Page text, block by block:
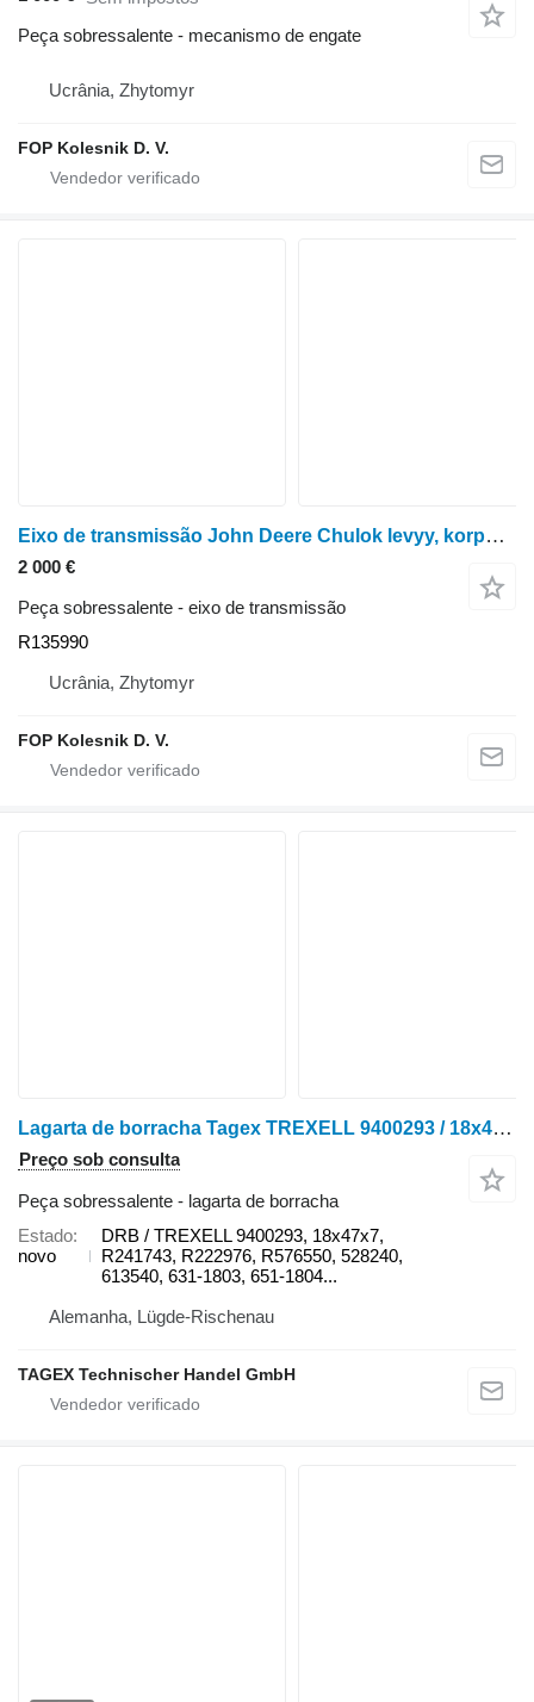
Peça sobressalente - mecanismo de engate
Ucrânia, Zhytomyr
FOP Kolesnik D. V.
Eixo de transmissão John Deere Chulok levyy, korpus mosta R135990 para trator de rodas John Deere 8100, 8200, 8300, 8400, 8110, 8210, 8310, 8410, 8120, 8220, 8320, 8420, 8520
2 000 €
Peça sobressalente - eixo de transmissão
R135990
Ucrânia, Zhytomyr
FOP Kolesnik D. V.
Lagarta de borracha Tagex TREXELL 9400293 / 18x47x7 DRB para trator de lagartas John Deere 8100T, 8110T, 8120T, 8200T, 8210T, 8220T, 8230T, 8300T, 8310T, 8320T, 8330T, 8400T, 8410T, 8420T, 8430T
Preço sob consulta
Peça sobressalente - lagarta de borracha
Estado
novo
DRB / TREXELL 9400293, 18x47x7,
R241743, R222976, R576550, 528240,
613540, 631-1803, 651-1804...
Alemanha, Lügde-Rischenau
TAGEX Technischer Handel GmbH